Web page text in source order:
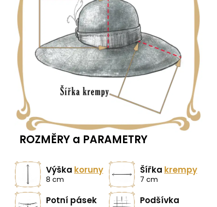
ROZMĚRY a PARAMETRY
Výška koruny
8 cm
Šířka krempy
7 cm
Potní pásek Podšívka